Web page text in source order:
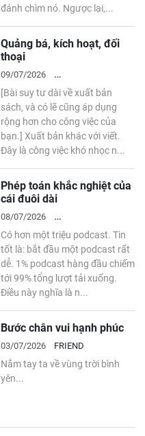
đánh chìm nó. Ngược lại,...
Quảng bá, kích hoạt, đối
thoại
09/07/2026
ENTREPRENEURSHIP
[Bài suy tư dài về xuất bản
sách, và có lẽ cũng áp dụng
rộng hơn cho công việc của
bạn.] Xuất bản khác với viết.
Đây là công việc khó nhọc n...
Phép toán khắc nghiệt của
cái đuôi dài
08/07/2026
ENTREPRENEURSHIP
Có hơn một triệu podcast. Tin
tốt là: bắt đầu một podcast rất
dễ. 1% podcast hàng đầu chiếm
tới 99% tổng lượt tải xuống.
Điều này nghĩa là n...
Bước chân vui hạnh phúc
03/07/2026 FRIEND
Nắm tay ta về vùng trời bình
yên...